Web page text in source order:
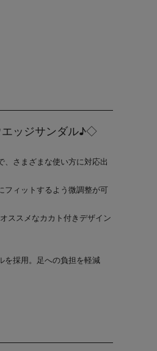
ッジサンダル♪◇
さまざまな使い方に対応出
フィットするよう微調整が可
ススメなカカト付きデザイン
を採用。足への負担を軽減